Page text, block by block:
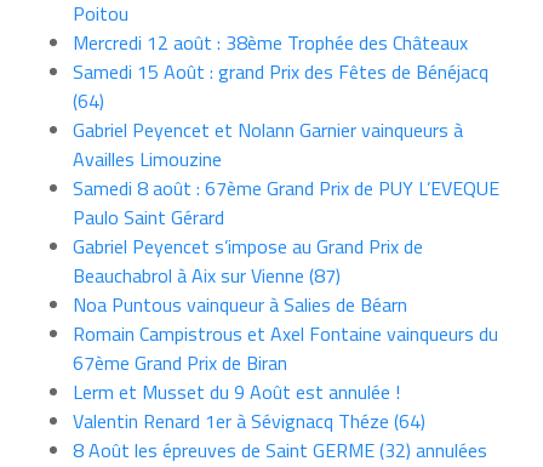
Poitou
Mercredi 12 août : 38ème Trophée des Châteaux
Samedi 15 Août : grand Prix des Fêtes de Bénéjacq
(64)
Gabriel Peyencet et Nolann Garnier vainqueurs à
Availles Limouzine
Samedi 8 août : 67ème Grand Prix de PUY L’EVEQUE
Paulo Saint Gérard
Gabriel Peyencet s’impose au Grand Prix de
Beauchabrol à Aix sur Vienne (87)
Noa Puntous vainqueur à Salies de Béarn
Romain Campistrous et Axel Fontaine vainqueurs du
67ème Grand Prix de Biran
Lerm et Musset du 9 Août est annulée !
Valentin Renard 1er à Sévignacq Théze (64)
8 Août les épreuves de Saint GERME (32) annulées